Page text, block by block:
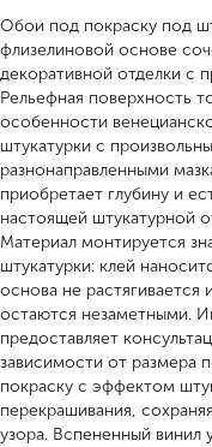
Обои под покраску под
флизелиновой основе
декоративной отделки с
Рельефная поверхность
особенности
штукатурки с
разнонаправленными
приобретает глубину и
настоящей штукатурной
Материал монтируется
штукатурки: клей
основа не
остаются незаметными.
предоставляет
зависимости от размера
покраску с эффектом
перекрашивания,
узора. Вспененный винил